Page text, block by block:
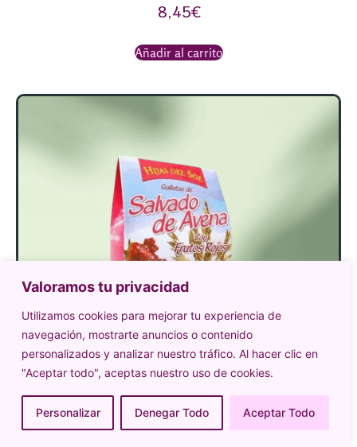
Valoramos tu privacidad
Utilizamos cookies para mejorar tu experiencia de
navegación, mostrarte anuncios o contenido
personalizados y analizar nuestro tráfico. Al hacer clic en
"Aceptar todo", aceptas nuestro uso de cookies.
Personalizar Denegar Todo Aceptar Todo
8,45€
Añadir al carrito